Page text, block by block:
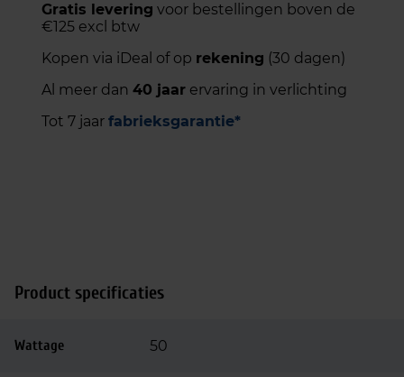
Gratis levering voor bestellingen boven de
€125 excl btw
Kopen via iDeal of op rekening (30 dagen)
Al meer dan 40 jaar ervaring in verlichting
Tot 7 jaar fabrieksgarantie*
Product specificaties
Wattage 50